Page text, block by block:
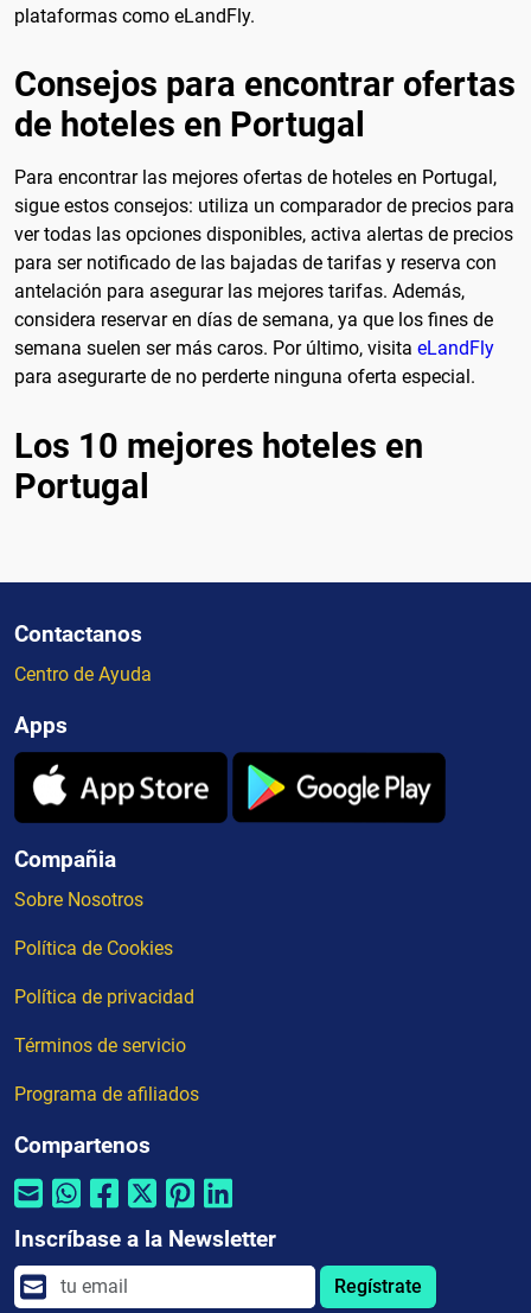
plataformas como eLandFly.
Consejos para encontrar ofertas
de hoteles en Portugal
Para encontrar las mejores ofertas de hoteles en Portugal,
sigue estos consejos: utiliza un comparador de precios para
ver todas las opciones disponibles, activa alertas de precios
para ser notificado de las bajadas de tarifas y reserva con
antelación para asegurar las mejores tarifas. Además,
considera reservar en días de semana, ya que los fines de
semana suelen ser más caros. Por último, visita eLandFly
para asegurarte de no perderte ninguna oferta especial.
Los 10 mejores hoteles en
Portugal
Contactanos
Centro de Ayuda
Apps
Compañia
Sobre Nosotros
Política de Cookies
Política de privacidad
Términos de servicio
Programa de afiliados
Compartenos
Inscríbase a la Newsletter
Regístrate